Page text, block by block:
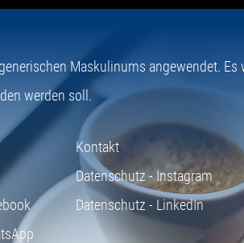
Maskulinums angewendet.
werden soll.
Kontakt
Datenschutz - Instagram
Datenschutz - LinkedIn